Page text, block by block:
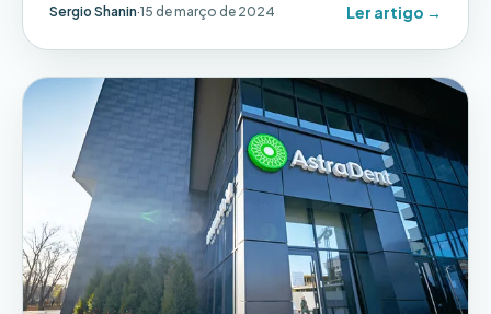
Sergio Shanin·15 de março de 2024 Ler artigo →